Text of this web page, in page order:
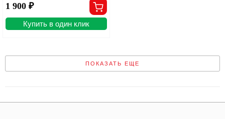
1 900 ₽
Купить в один клик
ПОКАЗАТЬ ЕЩЕ